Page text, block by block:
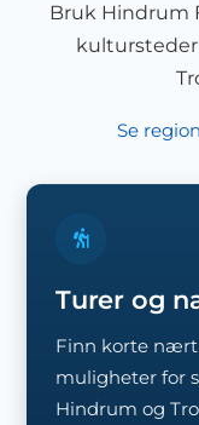
Bruk Hindrum
Se
Turer og
Finn korte
muligheter for
Hindrum og